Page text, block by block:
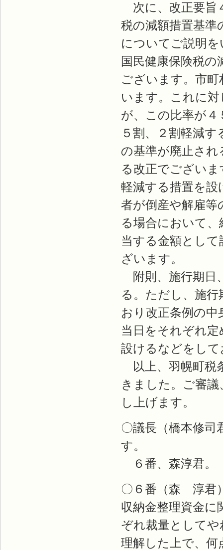
次に、改正要旨
税の減額措置基準
についてご説明
国民健康保険税
ございます。市
います。これに
が、この比率が
５割、２割軽減
の基準が廃止さ
る改正でござい
軽減する措置を
者が倒産や解雇等
る場合において
当する金額とし
ざいます。
附則、施行期日
る。ただし、施
おり改正条例の
当日をそれぞれ
設けるなどをし
以上、羽幌町税
きました。ご審
し上げます。
〇議長（橋本修
す。
６番、森淳君。
〇６番（森 淳君
収納金整理資金
ぞれ裁量として
理解した上で、